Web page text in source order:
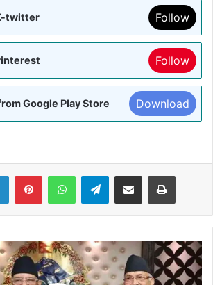
twitter Follow
Follow
Google Play Store Download
LinkedInPinterestWhatsAppTelegramShare via Email Print